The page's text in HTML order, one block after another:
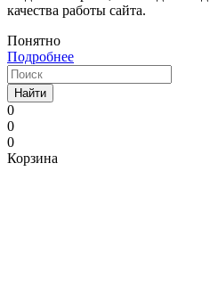
качества работы сайта.
Понятно
Подробнее
Найти
0
0
0
Корзина